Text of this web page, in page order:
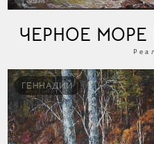
ЧЕРНОЕ МОРЕ
ГЕННАДИЙ